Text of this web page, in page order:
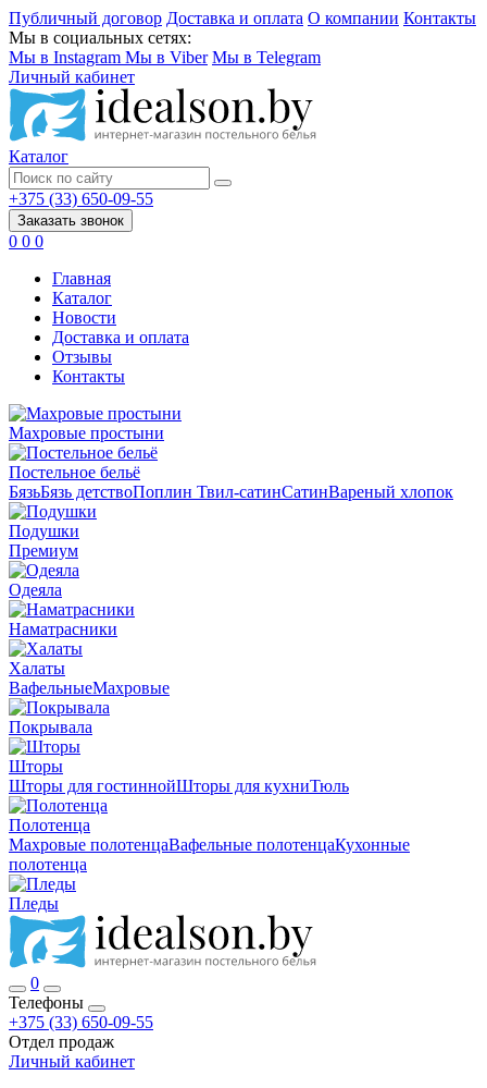
Публичный договор Доставка и оплата О компании Контакты
Мы в социальных сетях:
Мы в Instagram Мы в Viber Мы в Telegram
Личный кабинет
Каталог
+375 (33) 650-09-55
Заказать звонок
0 0 0
Главная
Каталог
Новости
Доставка и оплата
Отзывы
Контакты
Махровые простыни
Постельное бельё
БязьБязь детствоПоплин Твил-сатинСатинВареный хлопок
Подушки
Премиум
Одеяла
Наматрасники
Халаты
ВафельныеМахровые
Покрывала
Шторы
Шторы для гостиннойШторы для кухниТюль
Полотенца
Махровые полотенцаВафельные полотенцаКухонные
полотенца
Пледы
0
Телефоны
+375 (33) 650-09-55
Отдел продаж
Личный кабинет